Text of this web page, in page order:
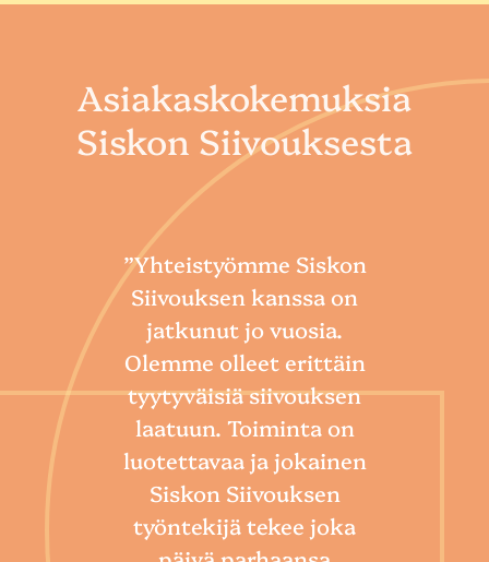
Asiakaskokemuksia
Siskon Siivouksesta
”Yhteistyömme Siskon
Siivouksen kanssa on
jatkunut jo vuosia.
Olemme olleet erittäin
tyytyväisiä siivouksen
laatuun. Toiminta on
luotettavaa ja jokainen
Siskon Siivouksen
työntekijä tekee joka